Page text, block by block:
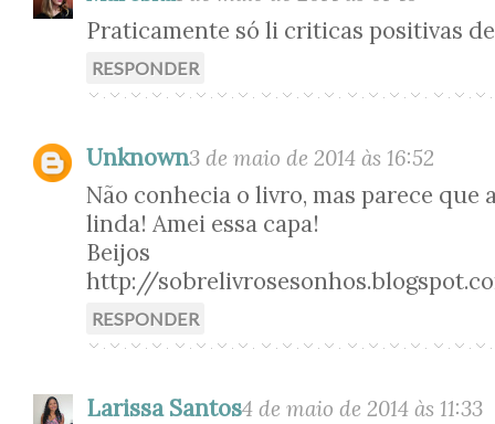
Praticamente só li criticas positivas
RESPONDER
Unknown3 de maio de 2014 às 16:52
Não conhecia o livro, mas parece que
linda! Amei essa capa!
Beijos
http://
RESPONDER
Larissa Santos4 de maio de 2014 às 11:33